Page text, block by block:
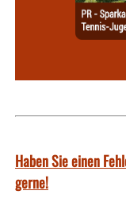
Haben Sie einen
gerne!